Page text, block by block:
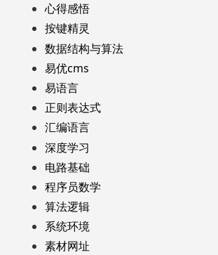
心得感悟
按键精灵
数据结构与算法
易优cms
易语言
正则表达式
汇编语言
深度学习
电路基础
程序员数学
算法逻辑
系统环境
素材网址